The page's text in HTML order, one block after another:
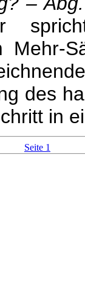
Mehr-
des
in
Seite 1